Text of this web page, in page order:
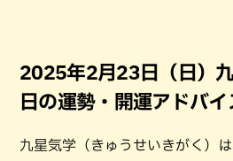
2025年2月23日（日）
日の運勢・開運アドバイ
九星気学（きゅうせいきがく）